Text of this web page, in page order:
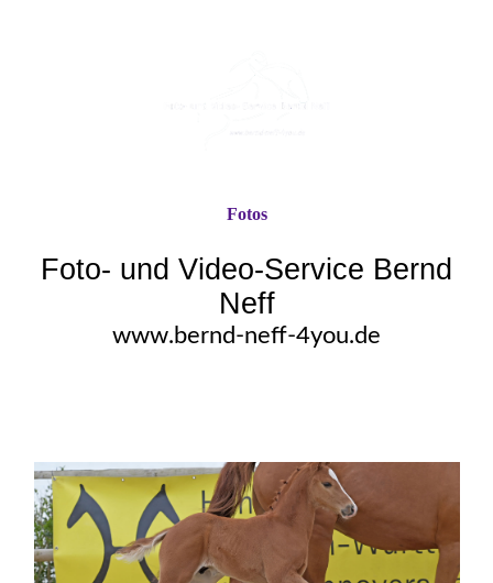
Foto- und Video-Service Bernd
Neff
www.bernd-neff-4you.de
Fotos